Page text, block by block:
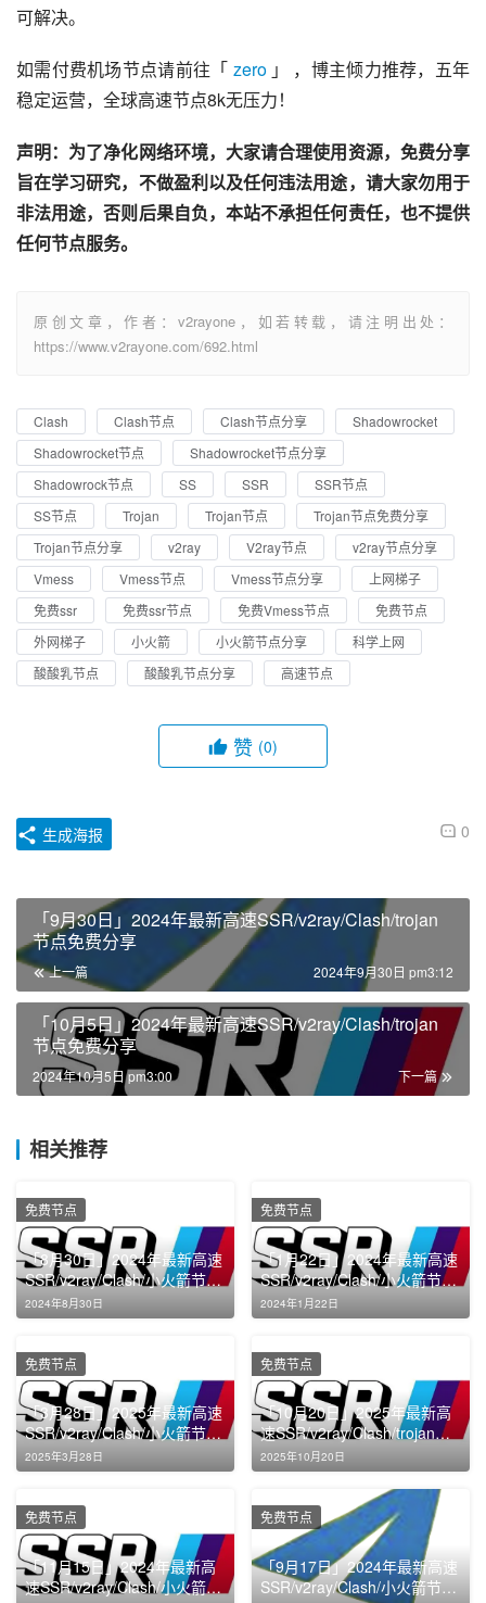
可解决。
如需付费机场节点请前往「 zero 」 ，博主倾力推荐，五年
稳定运营，全球高速节点8k无压力！
声明：为了净化网络环境，大家请合理使用资源，免费分享
旨在学习研究，不做盈利以及任何违法用途，请大家勿用于
非法用途，否则后果自负，本站不承担任何责任，也不提供
任何节点服务。
原创文章，作者：v2rayone，如若转载，请注明出处：
https://www.v2rayone.com/692.html
Clash Clash节点 Clash节点分享
Shadowrocket
Shadowrocket节点
Shadowrocket节点分享
Shadowrock节点
SS SSR
SSR节点
SS节点
Trojan Trojan节点
Trojan节点免费分享
Trojan节点分享
v2ray V2ray节点
v2ray节点分享
Vmess
Vmess节点 Vmess节点分享
上网梯子
免费ssr
免费ssr节点 免费Vmess节点
免费节点
外网梯子
小火箭 小火箭节点分享
科学上网
酸酸乳节点
酸酸乳节点分享 高速节点
赞 (0)
0
生成海报
「9月30日」2024年最新高速SSR/v2ray/Clash/trojan
节点免费分享
上一篇 2024年9月30日 pm3:12
「10月5日」2024年最新高速SSR/v2ray/Clash/trojan
节点免费分享
下一篇
2024年10月5日 pm3:00
相关推荐
「8月30日」2024年最新高速
SSR/v2ray/Clash/小火箭节点
免费分享
2024年8月30日
免费节点
「1月22日」2024年最新高速
SSR/v2ray/Clash/小火箭节点
免费分享
2024年1月22日
免费节点
「3月28日」2025年最新高速
SSR/v2ray/Clash/小火箭节点
免费分享
2025年3月28日
免费节点
「10月20日」2025年最新高
速SSR/v2ray/Clash/trojan节
点免费分享
2025年10月20日
免费节点
「11月15日」2024年最新高
速SSR/v2ray/Clash/小火箭节
免费节点
「9月17日」2024年最新高速
SSR/v2ray/Clash/小火箭节点
免费节点